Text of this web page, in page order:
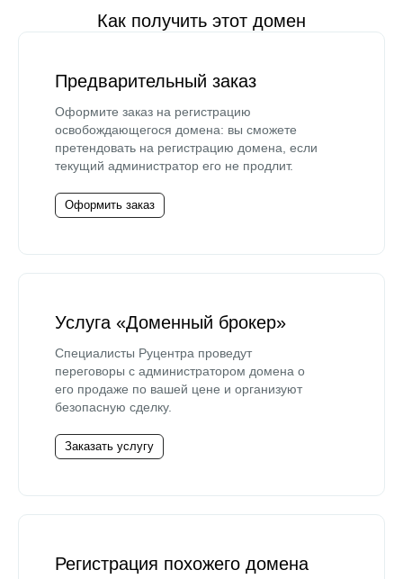
Как получить этот домен
Предварительный заказ
Оформите заказ на регистрацию
освобождающегося домена: вы сможете
претендовать на регистрацию домена, если
текущий администратор его не продлит.
Оформить заказ
Услуга «Доменный брокер»
Специалисты Руцентра проведут
переговоры с администратором домена о
его продаже по вашей цене и организуют
безопасную сделку.
Заказать услугу
Регистрация похожего домена